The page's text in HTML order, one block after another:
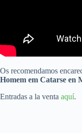
Os recomendamos
Homem em Catarse en
Entradas a la venta aquí.